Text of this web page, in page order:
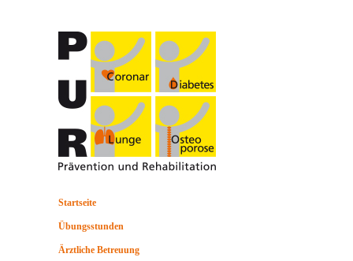
Startseite
Übungsstunden
Ärztliche Betreuung